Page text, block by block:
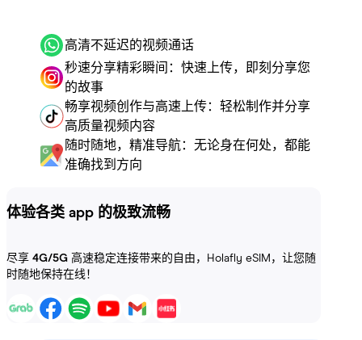
高清不延迟的视频通话
秒速分享精彩瞬间：快速上传，即刻分享您
的故事
畅享视频创作与高速上传：轻松制作并分享
高质量视频内容
随时随地，精准导航：无论身在何处，都能
准确找到方向
体验各类 app 的极致流畅
尽享 4G/5G 高速稳定连接带来的自由，Holafly eSIM，让您随
时随地保持在线！